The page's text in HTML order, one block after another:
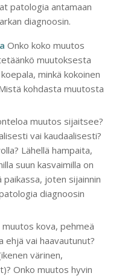
patologia antamaan
diagnoosin.
Onko koko muutos
muutoksesta
minkä kokoinen
kohdasta muutosta
muutos sijaitsee?
vai kaudaalisesti?
Lähellä hampaita,
suun kasvaimilla on
joten sijainnin
diagnoosin
muutos kova, pehmeä
ehjä vai haavautunut?
värinen,
Onko muutos hyvin